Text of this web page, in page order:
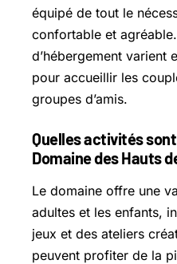
équipé de tout le
confortable et
d’hébergement varient
pour accueillir les
groupes d’amis.
Quelles activités
Domaine des Hauts
Le domaine offre une
adultes et les enfants,
jeux et des ateliers
peuvent profiter de la